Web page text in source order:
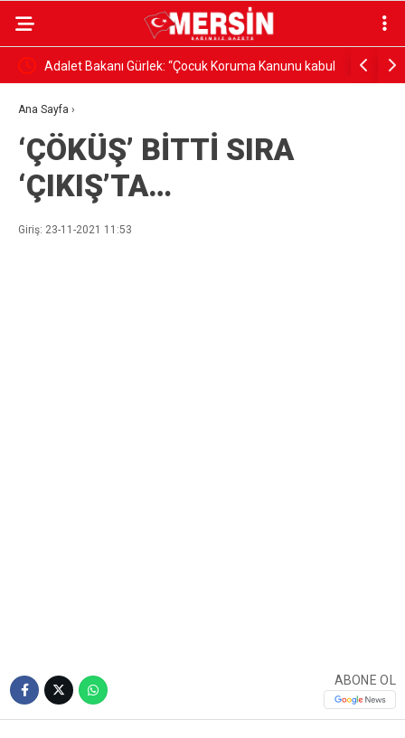
5 Adalet Bakanı Gürlek: “Çocuk Koruma Kanunu kabul
edilerek yasalaştı”
MISIR
Ana Sayfa ›
‘ÇÖKÜŞ’ BİTTİ SIRA
‘ÇIKIŞ’TA…
Giriş: 23-11-2021 11:53
ABONE OL